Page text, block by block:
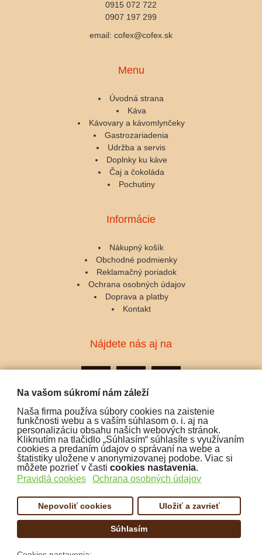
Na vašom súkromí nám záleží
Naša firma používa súbory cookies na zaistenie
funkčnosti webu a s vaším súhlasom o. i. aj na
personalizáciu obsahu našich webových stránok.
Kliknutím na tlačidlo „Súhlasím“ súhlasíte s využívaním
cookies a predaním údajov o správaní na webe a
štatistiky uložene v anonymizovanej podobe. Viac si
môžete pozrieť v časti cookies nastavenia.
Pravidlá cookies
Ochrana osobných údajov
Nepovoliť cookies Uložiť a zavrieť
Súhlasím
0915 072 722
0907 197 299
email: cofex@cofex.sk
Menu
Úvodná strana
Káva
Kávovary a kávomlynčeky
Gastrozariadenia
Udržba a servis
Doplnky ku káve
Čaj a čokoláda
Pochutiny
Informácie
Nákupný košík
Obchodné podmienky
Reklamačný poriadok
Ochrana osobných údajov
Doprava a platby
Kontakt
Nájdete nás aj na
Podporujeme platby: